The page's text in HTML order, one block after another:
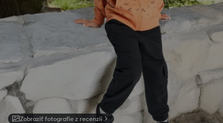
Zobraziť fotografie z recenzií